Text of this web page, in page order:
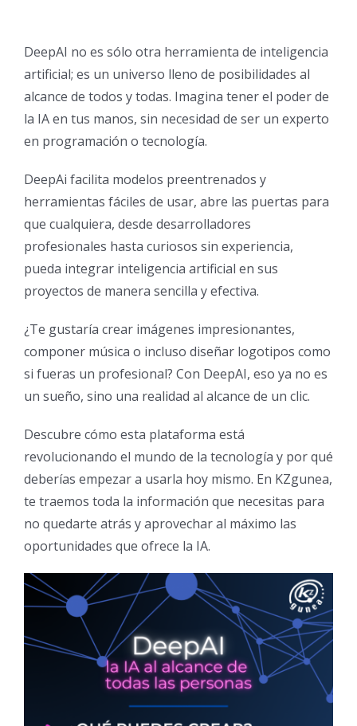
DeepAI no es sólo otra herramienta de inteligencia
artificial; es un universo lleno de posibilidades al
alcance de todos y todas. Imagina tener el poder de
la IA en tus manos, sin necesidad de ser un experto
en programación o tecnología.
DeepAi facilita modelos preentrenados y
herramientas fáciles de usar, abre las puertas para
que cualquiera, desde desarrolladores
profesionales hasta curiosos sin experiencia,
pueda integrar inteligencia artificial en sus
proyectos de manera sencilla y efectiva.
¿Te gustaría crear imágenes impresionantes,
componer música o incluso diseñar logotipos como
si fueras un profesional? Con DeepAI, eso ya no es
un sueño, sino una realidad al alcance de un clic.
Descubre cómo esta plataforma está
revolucionando el mundo de la tecnología y por qué
deberías empezar a usarla hoy mismo. En KZgunea,
te traemos toda la información que necesitas para
no quedarte atrás y aprovechar al máximo las
oportunidades que ofrece la IA.